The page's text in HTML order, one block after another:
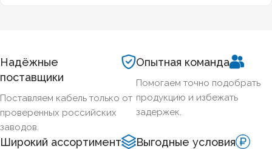
Надёжные
поставщики
Поставляем кабель только от
проверенных российских
заводов.
Опытная команда
Помогаем точно подобрать
продукцию и избежать
задержек.
Широкий ассортимент Выгодные условия